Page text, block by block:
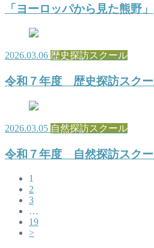
「ヨーロッパから見た熊野」
2026.03.06 歴史探訪スクール
令和７年度 歴史探訪スク
2026.03.05 自然探訪スクール
令和７年度 自然探訪スク
1
2
3
…
19
>